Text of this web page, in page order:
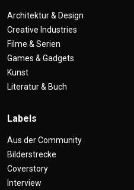
Architektur & Design
Creative Industries
Filme & Serien
Games & Gadgets
Kunst
Literatur & Buch
Labels
Aus der Community
Bilderstrecke
Coverstory
Interview